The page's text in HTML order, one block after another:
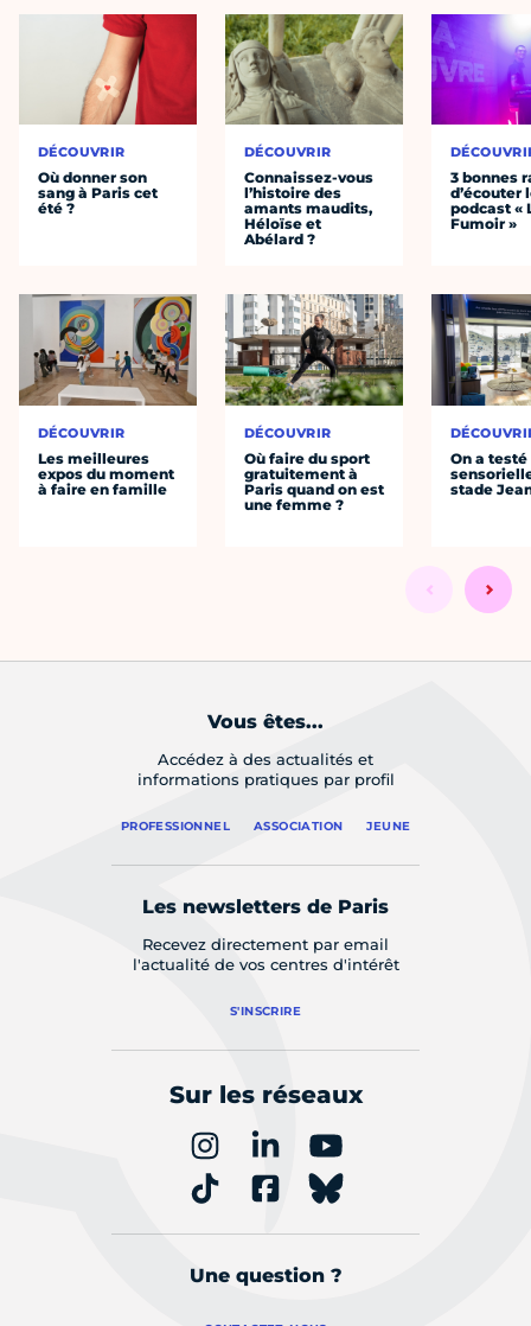
DÉCOUVRIR
Où donner son
sang à Paris cet
été ?
DÉCOUVRIR
Les meilleures
expos du moment
à faire en famille
DÉCOUVRIR
Connaissez-vous
l’histoire des
amants maudits,
Héloïse et
Abélard ?
DÉCOUVRIR
Où faire du sport
gratuitement à
Paris quand on est
une femme ?
3 bonnes
d’écouter
podcast «
Fumoir »
On a
stade
Vous êtes...
Accédez à des actualités et
informations pratiques par profil
PROFESSIONNEL ASSOCIATION JEUNE
Les newsletters de Paris
Recevez directement par email
l'actualité de vos centres d'intérêt
S'INSCRIRE
Sur les réseaux
Une question ?